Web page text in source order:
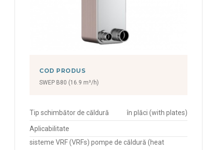
COD PRODUS
SWEP B80 (16.9 m³/h)
Tip schimbător de căldură în plăci (with plates)
Aplicabilitate
sisteme VRF (VRFs) pompe de căldură (heat